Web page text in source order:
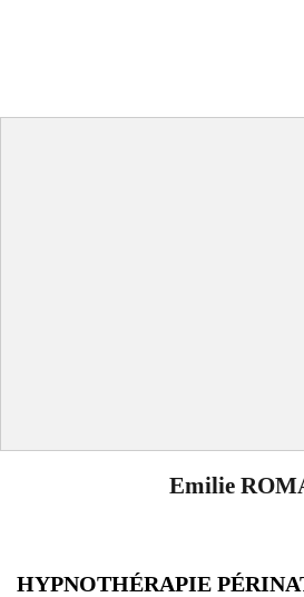
Emilie
HYPNOTHÉRAPIE